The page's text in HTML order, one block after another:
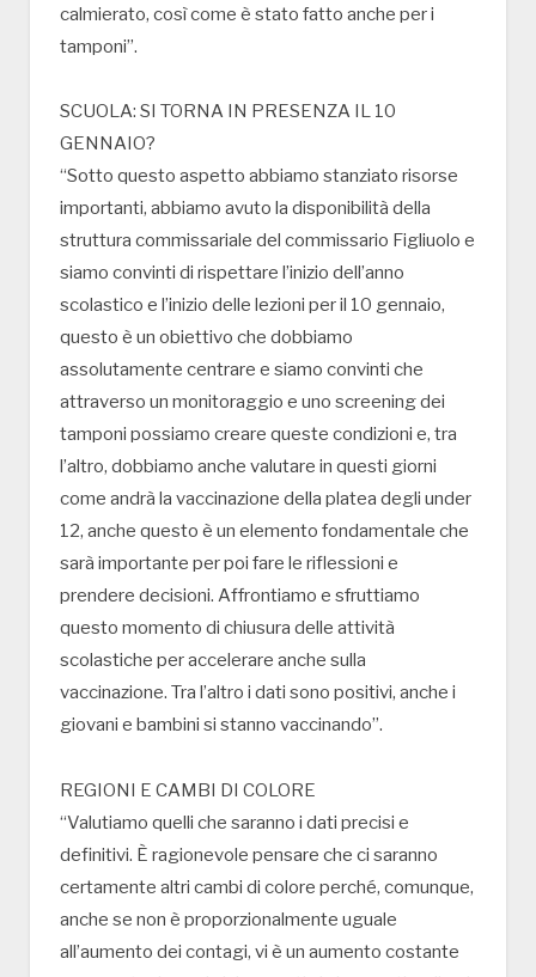
calmierato, così come è stato fatto anche per i
tamponi”.
SCUOLA: SI TORNA IN PRESENZA IL 10
GENNAIO?
“Sotto questo aspetto abbiamo stanziato risorse
importanti, abbiamo avuto la disponibilità della
struttura commissariale del commissario Figliuolo e
siamo convinti di rispettare l’inizio dell’anno
scolastico e l’inizio delle lezioni per il 10 gennaio,
questo è un obiettivo che dobbiamo
assolutamente centrare e siamo convinti che
attraverso un monitoraggio e uno screening dei
tamponi possiamo creare queste condizioni e, tra
l’altro, dobbiamo anche valutare in questi giorni
come andrà la vaccinazione della platea degli under
12, anche questo è un elemento fondamentale che
sarà importante per poi fare le riflessioni e
prendere decisioni. Affrontiamo e sfruttiamo
questo momento di chiusura delle attività
scolastiche per accelerare anche sulla
vaccinazione. Tra l’altro i dati sono positivi, anche i
giovani e bambini si stanno vaccinando”.
REGIONI E CAMBI DI COLORE
“Valutiamo quelli che saranno i dati precisi e
definitivi. È ragionevole pensare che ci saranno
certamente altri cambi di colore perché, comunque,
anche se non è proporzionalmente uguale
all’aumento dei contagi, vi è un aumento costante